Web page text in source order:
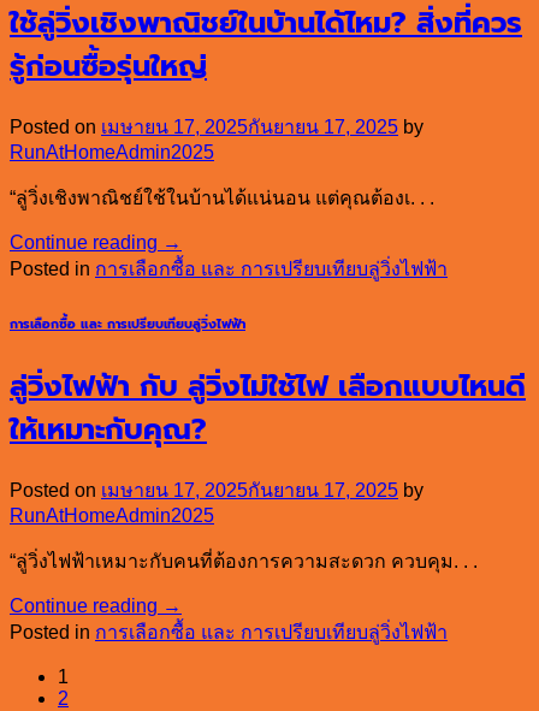
ใช้ลู่วิ่งเชิงพาณิชย์ในบ้านได้ไหม? สิ่งที่ควร
รู้ก่อนซื้อรุ่นใหญ่
Posted on เมษายน 17, 2025กันยายน 17, 2025 by
RunAtHomeAdmin2025
“ลู่วิ่งเชิงพาณิชย์ใช้ในบ้านได้แน่นอน แต่คุณต้องเ. . .
Continue reading →
Posted in การเลือกซื้อ และ การเปรียบเทียบลู่วิ่งไฟฟ้า
การเลือกซื้อ และ การเปรียบเทียบลู่วิ่งไฟฟ้า
ลู่วิ่งไฟฟ้า กับ ลู่วิ่งไม่ใช้ไฟ เลือกแบบไหนดี
ให้เหมาะกับคุณ?
Posted on เมษายน 17, 2025กันยายน 17, 2025 by
RunAtHomeAdmin2025
“ลู่วิ่งไฟฟ้าเหมาะกับคนที่ต้องการความสะดวก ควบคุม. . .
Continue reading →
Posted in การเลือกซื้อ และ การเปรียบเทียบลู่วิ่งไฟฟ้า
1
2